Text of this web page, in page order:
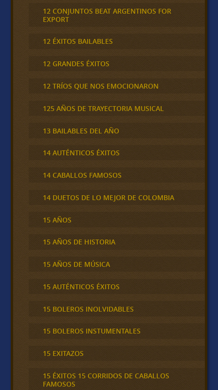
12 CONJUNTOS BEAT ARGENTINOS FOR
EXPORT
12 ÉXITOS BAILABLES
12 GRANDES ÉXITOS
12 TRÍOS QUE NOS EMOCIONARON
125 AÑOS DE TRAYECTORIA MUSICAL
13 BAILABLES DEL AÑO
14 AUTÉNTICOS ÉXITOS
14 CABALLOS FAMOSOS
14 DUETOS DE LO MEJOR DE COLOMBIA
15 AÑOS
15 AÑOS DE HISTORIA
15 AÑOS DE MÚSICA
15 AUTÉNTICOS ÉXITOS
15 BOLEROS INOLVIDABLES
15 BOLEROS INSTUMENTALES
15 EXITAZOS
15 ÉXITOS 15 CORRIDOS DE CABALLOS
FAMOSOS